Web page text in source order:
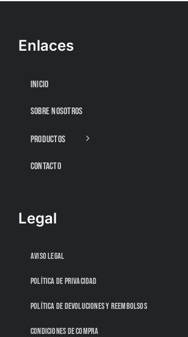
Enlaces
INICIO
SOBRE NOSOTROS
PRODUCTOS
CONTACTO
Legal
AVISO LEGAL
POLÍTICA DE PRIVACIDAD
POLÍTICA DE DEVOLUCIONES Y REEMBOLSOS
CONDICIONES DE COMPRA